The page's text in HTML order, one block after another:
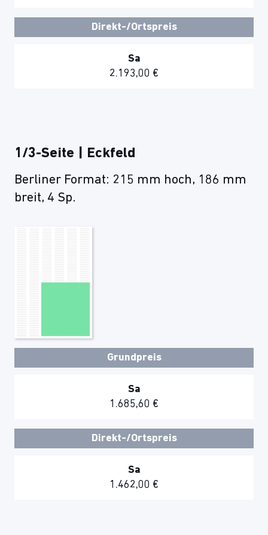
Direkt-/Ortspreis
Sa
2.193,00 €
1/3-Seite | Eckfeld
Berliner Format: 215 mm hoch, 186 mm
breit, 4 Sp.
Grundpreis
Sa
1.685,60 €
Direkt-/Ortspreis
Sa
1.462,00 €